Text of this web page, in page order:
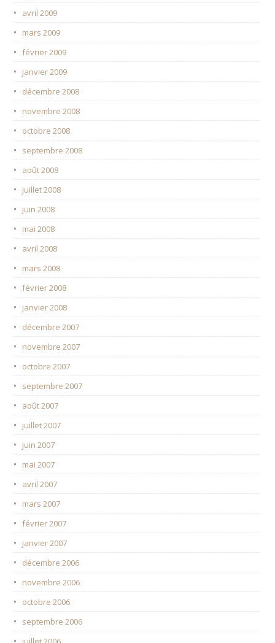
avril 2009
mars 2009
février 2009
janvier 2009
décembre 2008
novembre 2008
octobre 2008
septembre 2008
août 2008
juillet 2008
juin 2008
mai 2008
avril 2008
mars 2008
février 2008
janvier 2008
décembre 2007
novembre 2007
octobre 2007
septembre 2007
août 2007
juillet 2007
juin 2007
mai 2007
avril 2007
mars 2007
février 2007
janvier 2007
décembre 2006
novembre 2006
octobre 2006
septembre 2006